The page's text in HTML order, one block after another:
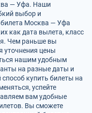
— Уфа. Наши
выбор и
Москва — Уфа
как дата вылета, класс
Чем раньше вы
уточнения цены
нашим удобным
на разные даты и
купить билеты на
успейте
вам удобные
Вы сможете